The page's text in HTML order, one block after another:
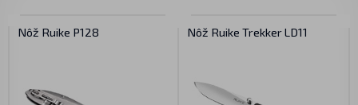
Nôž Ruike P128 Nôž Ruike Trekker LD11